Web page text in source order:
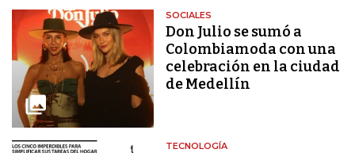
SOCIALES
Don Julio se sumó a
Colombiamoda con una
celebración en la ciudad
de Medellín
TECNOLOGÍA